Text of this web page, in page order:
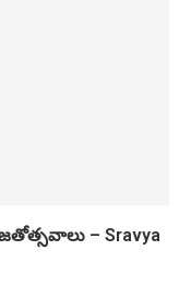
– Sravya